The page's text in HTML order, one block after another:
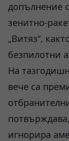
допълнение
зенитно-
„Витяз“,
безпилотни
На
вече са
игнорира